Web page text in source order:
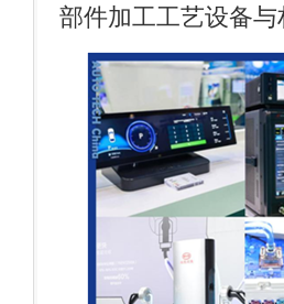
部件加工工艺设备与